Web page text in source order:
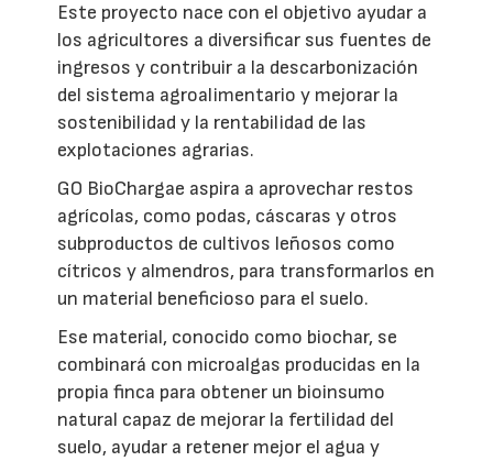
Este proyecto nace con el objetivo ayudar a
los agricultores a diversificar sus fuentes de
ingresos y contribuir a la descarbonización
del sistema agroalimentario y mejorar la
sostenibilidad y la rentabilidad de las
explotaciones agrarias.
GO BioChargae aspira a aprovechar restos
agrícolas, como podas, cáscaras y otros
subproductos de cultivos leñosos como
cítricos y almendros, para transformarlos en
un material beneficioso para el suelo.
Ese material, conocido como biochar, se
combinará con microalgas producidas en la
propia finca para obtener un bioinsumo
natural capaz de mejorar la fertilidad del
suelo, ayudar a retener mejor el agua y